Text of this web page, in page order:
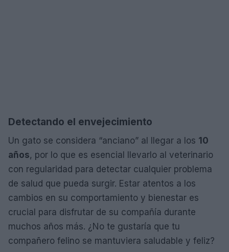
Detectando el envejecimiento
Un gato se considera “anciano” al llegar a los 10
años, por lo que es esencial llevarlo al veterinario
con regularidad para detectar cualquier problema
de salud que pueda surgir. Estar atentos a los
cambios en su comportamiento y bienestar es
crucial para disfrutar de su compañía durante
muchos años más. ¿No te gustaría que tu
compañero felino se mantuviera saludable y feliz?